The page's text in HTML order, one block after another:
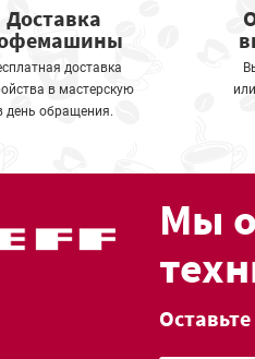
Доставка
доставка
в мастерскую
день обращения.
Мы